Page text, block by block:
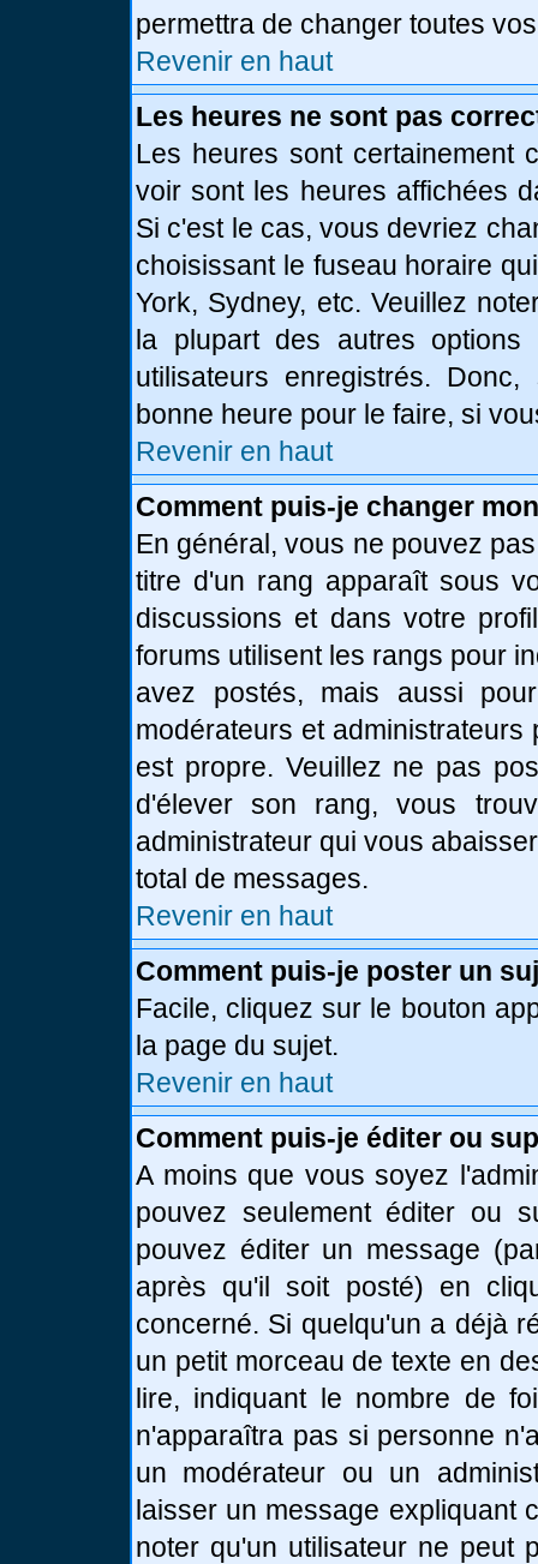
permettra de changer toutes
Revenir en haut
Les heures ne sont pas
Les heures sont certainement
voir sont les heures affichées
Si c'est le cas, vous devriez
choisissant le fuseau horaire
York, Sydney, etc. Veuillez
la plupart des autres options
utilisateurs enregistrés.
bonne heure pour le faire, si
Revenir en haut
Comment puis-je changer
En général, vous ne pouvez
titre d'un rang apparaît sous
discussions et dans votre
forums utilisent les rangs pour
avez postés, mais aussi
modérateurs et
est propre. Veuillez ne pas
d'élever son rang, vous
administrateur qui vous
total de messages.
Revenir en haut
Comment puis-je poster un
Facile, cliquez sur le bouton
la page du sujet.
Revenir en haut
Comment puis-je éditer ou
A moins que vous soyez
pouvez seulement éditer ou
pouvez éditer un message
après qu'il soit posté) en
concerné. Si quelqu'un a déjà
un petit morceau de texte en
lire, indiquant le nombre de
n'apparaîtra pas si personne
un modérateur ou un
laisser un message expliquant
noter qu'un utilisateur ne peut